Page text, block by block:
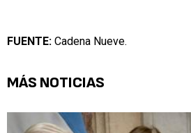
FUENTE: Cadena Nueve.
MÁS NOTICIAS